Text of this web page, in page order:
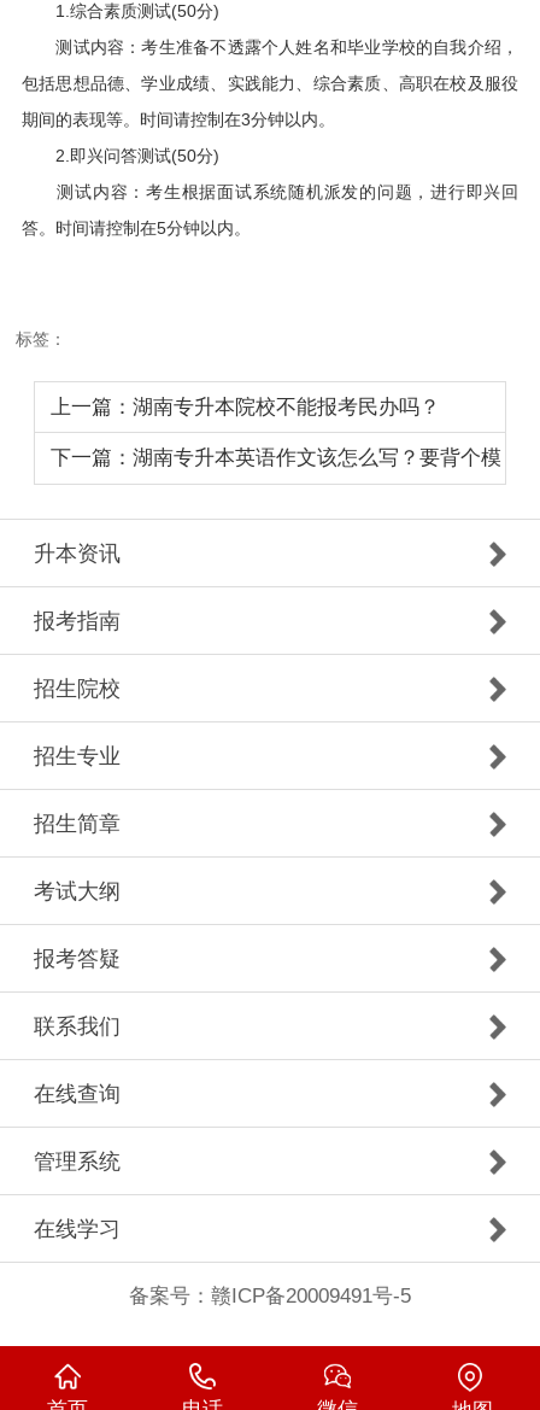
1.综合素质测试(50分)
测试内容：考生准备不透露个人姓名和毕业学校的自我介绍，
包括思想品德、学业成绩、实践能力、综合素质、高职在校及服役
期间的表现等。时间请控制在3分钟以内。
2.即兴问答测试(50分)
测试内容：考生根据面试系统随机派发的问题，进行即兴回
答。时间请控制在5分钟以内。
标签：
上一篇：湖南专升本院校不能报考民办吗？
下一篇：湖南专升本英语作文该怎么写？要背个模
升本资讯
报考指南
招生院校
招生专业
招生简章
考试大纲
报考答疑
联系我们
在线查询
管理系统
在线学习
备案号： 赣ICP备20009491号-5